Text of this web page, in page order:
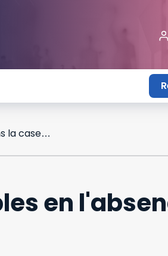
Des conditions générales jugées opposables en l'absence de signature dans la case prévue à cet effet
en